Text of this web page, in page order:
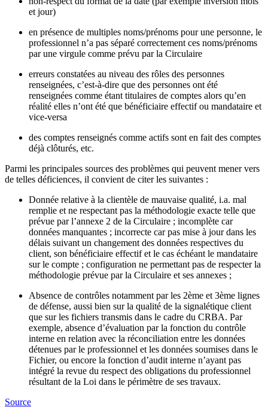
et jour)
en présence de multiples noms/prénoms pour une personne, le
professionnel n’a pas séparé correctement ces noms/prénoms
par une virgule comme prévu par la Circulaire
erreurs constatées au niveau des rôles des personnes
renseignées, c’est-à-dire que des personnes ont été
renseignées comme étant titulaires de comptes alors qu’en
réalité elles n’ont été que bénéficiaire effectif ou mandataire et
vice-versa
des comptes renseignés comme actifs sont en fait des comptes
déjà clôturés, etc.
Parmi les principales sources des problèmes qui peuvent mener vers
de telles déficiences, il convient de citer les suivantes :
Donnée relative à la clientèle de mauvaise qualité, i.a. mal
remplie et ne respectant pas la méthodologie exacte telle que
prévue par l’annexe 2 de la Circulaire ; incomplète car
données manquantes ; incorrecte car pas mise à jour dans les
délais suivant un changement des données respectives du
client, son bénéficiaire effectif et le cas échéant le mandataire
sur le compte ; configuration ne permettant pas de respecter la
méthodologie prévue par la Circulaire et ses annexes ;
Absence de contrôles notamment par les 2ème et 3ème lignes
de défense, aussi bien sur la qualité de la signalétique client
que sur les fichiers transmis dans le cadre du CRBA. Par
exemple, absence d’évaluation par la fonction du contrôle
interne en relation avec la réconciliation entre les données
détenues par le professionnel et les données soumises dans le
Fichier, ou encore la fonction d’audit interne n’ayant pas
intégré la revue du respect des obligations du professionnel
résultant de la Loi dans le périmètre de ses travaux.
Source